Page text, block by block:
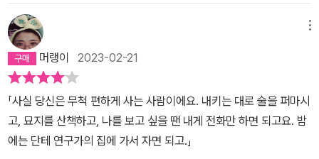
953년에 발표했다. 당시만 하더라도, 패전국 독일이 라인 강의 기적
을 이룰 것이라고 누가 예견했을까. 지금은 사실상 유럽 대륙의 패자
로 프랑스와 더불어 통합유럽을 이끌어 가는 쌍두마차가 되었지만 당
시만 하더라도, 패전으로 인한 민족의 자존감 상실 그리고 빛이 보이
지 않는 미래에 대한 암담함이 소설의 곳곳에 산재해 있다. 어쩌면 독
일의 민족의 미래와 주인공 프레드 보그너의 그것은 동일시해도 괜찮
을 정도로 말이다. 소설의 또 다른 시선의 보그너의 아내 캐테의 것이
버스를 타고, 집에서 아이들을 돌보고, 남편을 만나기위해 호텔로 향
하고, 심지어 데이트를 하는 와중에(어쩌면 데이트를 하는 중에 가장)
전후 독일을 둘러싼, 광고문구들이 그들의 삶에 개입된다. 불쑥, 하늘
에서 비행기가 연기로 하얀 광고문구를 그리고, 건물 벽에 글자들이
붙어있고, 갑자기 채소장수가 나타나양배추가 얼마라고 외치는 식이
다. 그 모든 것이 현실이 얼마나 기이하고, 소설이 얼마나 진지하지 않
으려 하는지를 보여주는 듯하다. 잡음이 많다고 해야할까. 지금 내가
이 소설에 대해 쓰고 있는 이 시간에도 어느 거리에서건 그런 소리들
머랭이 2023-02-21
「사실 당신은 무척 편하게 사는 사람이에요. 내키는 대로 술을 퍼마시
고, 묘지를 산책하고, 나를 보고 싶을 땐 내게 전화만 하면 되고요. 밤
에는 단테 연구가의 집에 가서 자면 되고.」